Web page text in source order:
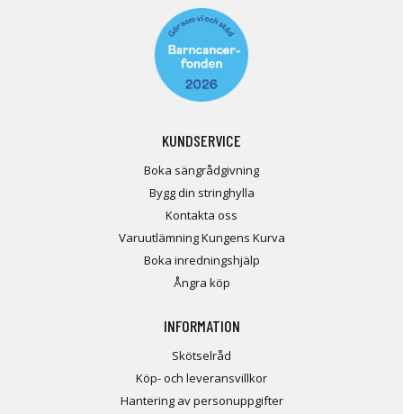
KUNDSERVICE
Boka sängrådgivning
Bygg din stringhylla
Kontakta oss
Varuutlämning Kungens Kurva
Boka inredningshjälp
Ångra köp
INFORMATION
Skötselråd
Köp- och leveransvillkor
Hantering av personuppgifter